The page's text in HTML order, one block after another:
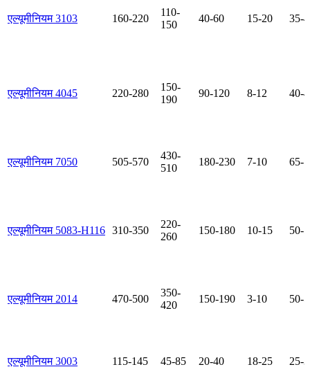
एल्यूमीनियम 3103 160-220
110-
150
40-60 15-20 35-
एल्यूमीनियम 4045 220-280
150-
190
90-120 8-12 40-
एल्यूमीनियम 7050 505-570
430-
510
180-230 7-10 65-
एल्यूमीनियम 5083-H116 310-350
220-
260
150-180 10-15 50-
एल्यूमीनियम 2014 470-500
350-
420
150-190 3-10 50-
एल्यूमीनियम 3003 115-145 45-85 20-40 18-25 25-